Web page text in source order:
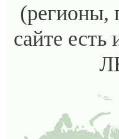
(регионы,
сайте